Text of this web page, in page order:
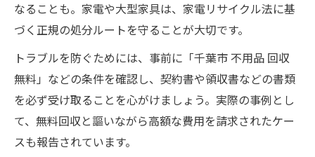
なることも。家電や大型家具は、家電リサイクル法に基
づく正規の処分ルートを守ることが大切です。
トラブルを防ぐためには、事前に「千葉市 不用品 回収
無料」などの条件を確認し、契約書や領収書などの書類
を必ず受け取ることを心がけましょう。実際の事例とし
て、無料回収と謳いながら高額な費用を請求されたケー
スも報告されています。